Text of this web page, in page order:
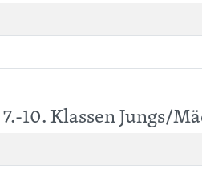
10. Klassen Jungs/